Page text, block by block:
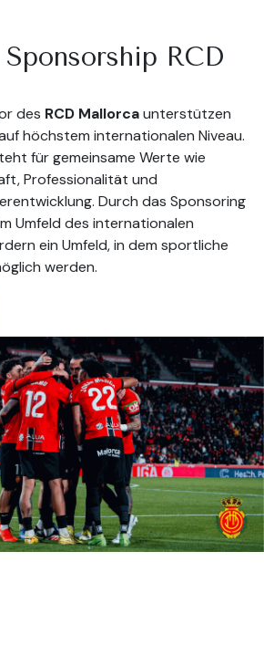
Sponsorship RCD
des RCD Mallorcaunterstützen
höchstem internationalen Niveau.
für gemeinsame Werte wie
Professionalität und
Durch das Sponsoring
Umfeld des internationalen
ein Umfeld, in dem sportliche
werden.